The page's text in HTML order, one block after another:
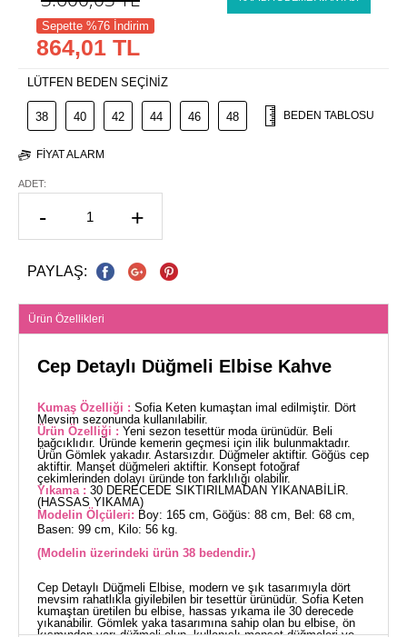
Sepette %76 İndirim
864,01 TL
LÜTFEN BEDEN SEÇİNİZ
38 40 42 44 46 48 BEDEN TABLOSU
FIYAT ALARM
ADET:
- +
PAYLAŞ:
Ürün Özellikleri
Cep Detaylı Düğmeli Elbise Kahve
Kumaş Özelliği : Sofia Keten kumaştan imal edilmiştir. Dört
Mevsim sezonunda kullanılabilir.
Ürün Özelliği : Yeni sezon tesettür moda ürünüdür. Beli
bağcıklıdır. Üründe kemerin geçmesi için ilik bulunmaktadır.
Ürün Gömlek yakadır. Astarsızdır. Düğmeler aktiftir. Göğüs cep
aktiftir. Manşet düğmeleri aktiftir. Konsept fotoğraf
çekimlerinden dolayı üründe ton farklılığı olabilir.
Yıkama : 30 DERECEDE SIKTIRILMADAN YIKANABİLİR.
(HASSAS YIKAMA)
Modelin Ölçüleri: Boy: 165 cm, Göğüs: 88 cm, Bel: 68 cm,
Basen: 99 cm, Kilo: 56 kg.
(Modelin üzerindeki ürün 38 bedendir.)
Cep Detaylı Düğmeli Elbise, modern ve şık tasarımıyla dört
mevsim rahatlıkla giyilebilen bir tesettür ürünüdür. Sofia Keten
kumaştan üretilen bu elbise, hassas yıkama ile 30 derecede
yıkanabilir. Gömlek yaka tasarımına sahip olan bu elbise, ön